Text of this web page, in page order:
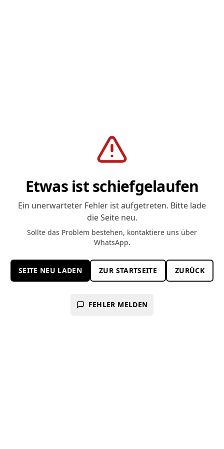
Etwas ist schiefgelaufen
Ein unerwarteter Fehler ist aufgetreten. Bitte lade
die Seite neu.
Sollte das Problem bestehen, kontaktiere uns über
WhatsApp.
SEITE NEU LADEN ZUR STARTSEITE ZURÜCK
FEHLER MELDEN